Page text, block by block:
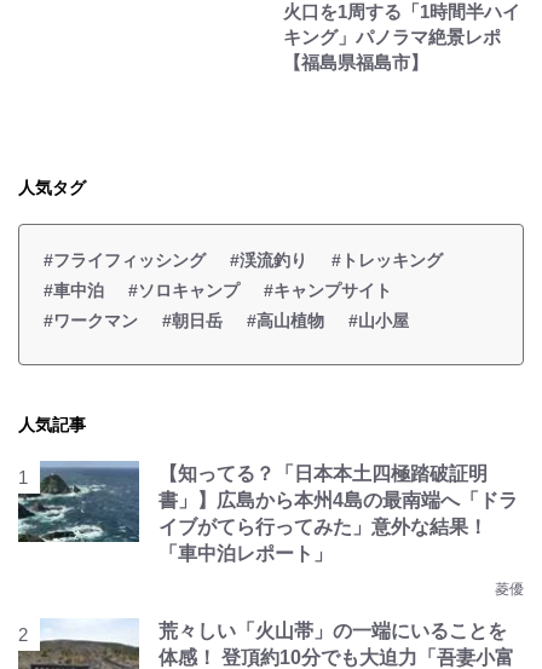
火口を1周する「1時間半ハイ
キング」パノラマ絶景レポ
【福島県福島市】
人気タグ
#フライフィッシング #渓流釣り
#トレッキング
#車中泊
#ソロキャンプ
#キャンプサイト
#ワークマン
#朝日岳 #高山植物 #山小屋
人気記事
【知ってる？「日本本土四極踏破証明
書」】広島から本州4島の最南端へ「ドラ
イブがてら行ってみた」意外な結果！
「車中泊レポート」
菱優
荒々しい「火山帯」の一端にいることを
体感！ 登頂約10分でも大迫力「吾妻小富